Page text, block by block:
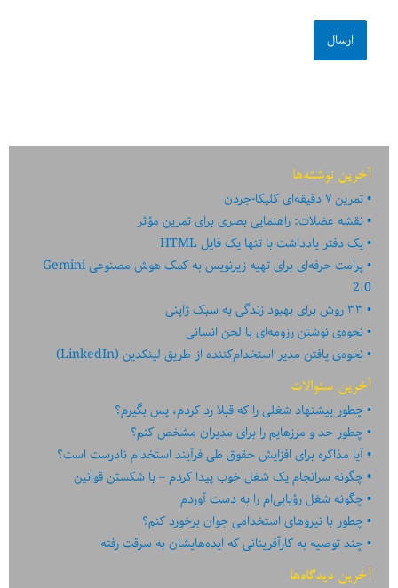
آخرین نوشته‌ها
تمرین ۷ دقیقه‌ای کلیکا-جردن
نقشه عضلات: راهنمایی بصری برای تمرین مؤثر
یک دفتر یادداشت با تنها یک فایل HTML
پرامت حرفه‌ای برای تهیه زیرنویس به کمک هوش مصنوعی Gemini
2.0
۳۳ روش برای بهبود زندگی به سبک ژاپنی
نحوه‌ی نوشتن رزومه‌ای با لحن انسانی
نحوه‌ی یافتن مدیر استخدام‌کننده از طریق لینکدین (LinkedIn)
آخرین سئوالات
چطور پیشنهاد شغلی را که قبلا رد کردم، پس بگیرم؟
چطور حد و مرزهایم را برای مدیران مشخص کنم؟
آیا مذاکره برای افزایش حقوق طی فرآیند استخدام نادرست است؟
چگونه سرانجام یک شغل خوب پیدا کردم – با شکستن قوانین
چگونه شغل رؤیایی‌ام را به دست آوردم
چطور با نیروهای استخدامی جوان برخورد کنم؟
چند توصیه به کارآفرینانی که ایده‏‏‌‏‏‌هایشان به سرقت رفته
آخرین دیدگاه‌ها